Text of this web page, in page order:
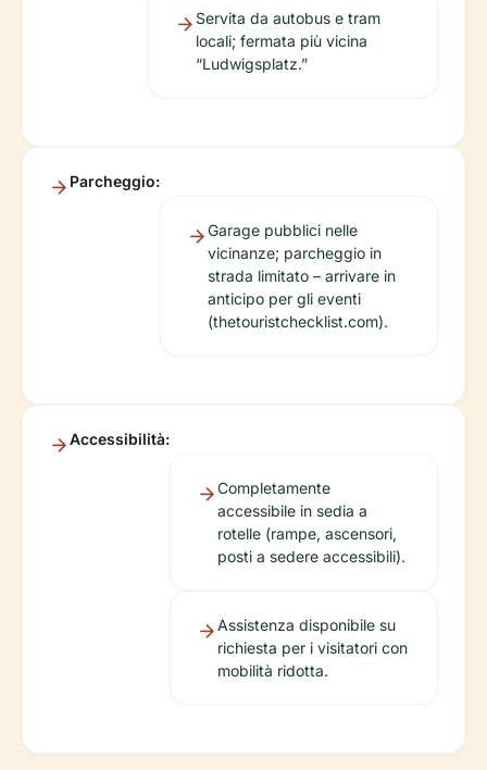
Servita da autobus e tram
locali; fermata più vicina
“Ludwigsplatz.”
Parcheggio:
Garage pubblici nelle
vicinanze; parcheggio in
strada limitato – arrivare in
anticipo per gli eventi
(thetouristchecklist.com).
Accessibilità:
Completamente
accessibile in sedia a
rotelle (rampe, ascensori,
posti a sedere accessibili).
Assistenza disponibile su
richiesta per i visitatori con
mobilità ridotta.